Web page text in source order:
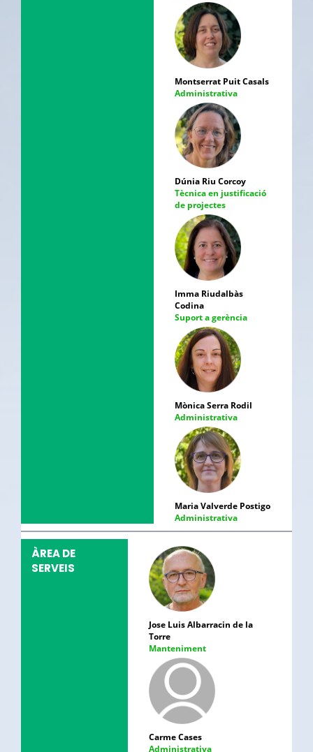
Montserrat Puit Casals
Administrativa
Dúnia Riu Corcoy
Tècnica en justificació
de projectes
Imma Riudalbàs
Codina
Suport a gerència
Mònica Serra Rodil
Administrativa
Maria Valverde Postigo
Administrativa
ÀREA DE
SERVEIS
Jose Luis Albarracin de la
Torre
Manteniment
Carme Cases
Administrativa